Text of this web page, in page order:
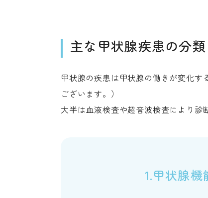
主な甲状腺疾患の分類
甲状腺の疾患は甲状腺の働きが変化
ございます。）
大半は血液検査や超音波検査により診
1.甲状腺機